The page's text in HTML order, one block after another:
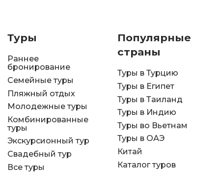
Туры
Раннее
бронирование
Семейные туры
Пляжный отдых
Молодежные туры
Комбинированные
туры
Экскурсионный тур
Свадебный тур
Все туры
Популярные
страны
Туры в Турцию
Туры в Египет
Туры в Таиланд
Туры в Индию
Туры во Вьетнам
Туры в ОАЭ
Китай
Каталог туров